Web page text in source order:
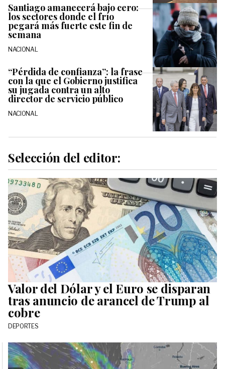
Santiago amanecerá bajo cero:
los sectores donde el frío
pegará más fuerte este fin de
semana
NACIONAL
“Pérdida de confianza”: la frase
con la que el Gobierno justifica
su jugada contra un alto
director de servicio público
NACIONAL
Selección del editor:
Valor del Dólar y el Euro se disparan
tras anuncio de arancel de Trump al
cobre
DEPORTES